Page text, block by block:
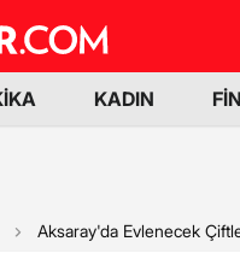
KADIN
Aksaray'da Evlenecek